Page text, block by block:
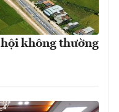
không thường